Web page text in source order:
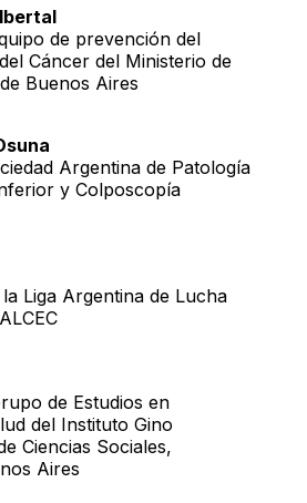
de prevención del
Cáncer del Ministerio de
Buenos Aires
Argentina de Patología
y Colposcopía
Liga Argentina de Lucha
de Estudios en
del Instituto Gino
Ciencias Sociales,
Aires